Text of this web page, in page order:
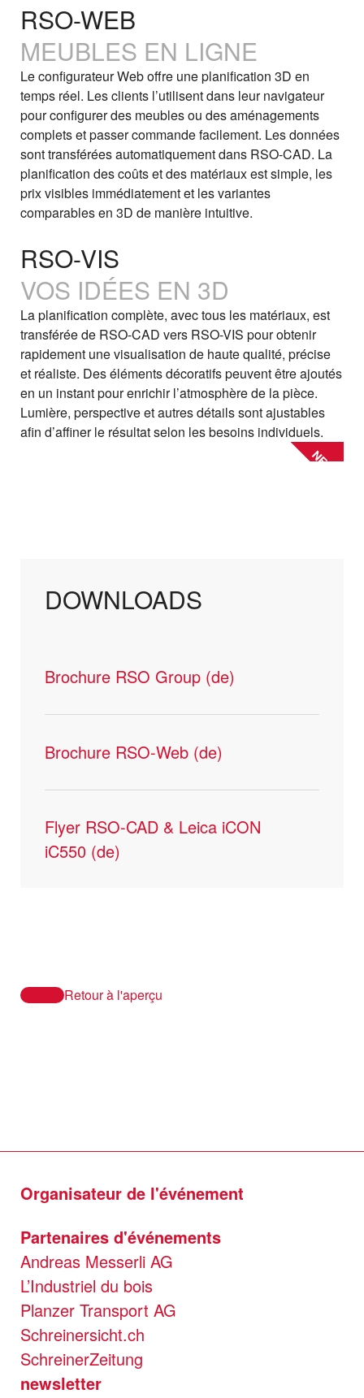
RSO-WEB
MEUBLES EN LIGNE
Le configurateur Web offre une planification 3D en
temps réel. Les clients l’utilisent dans leur navigateur
pour configurer des meubles ou des aménagements
complets et passer commande facilement. Les données
sont transférées automatiquement dans RSO‑CAD. La
planification des coûts et des matériaux est simple, les
prix visibles immédiatement et les variantes
comparables en 3D de manière intuitive.
RSO-VIS
VOS IDÉES EN 3D
La planification complète, avec tous les matériaux, est
transférée de RSO-CAD vers RSO-VIS pour obtenir
rapidement une visualisation de haute qualité, précise
et réaliste. Des éléments décoratifs peuvent être ajoutés
en un instant pour enrichir l’atmosphère de la pièce.
Lumière, perspective et autres détails sont ajustables
afin d’affiner le résultat selon les besoins individuels.
NEW
DOWNLOADS
Brochure RSO Group (de)
Brochure RSO-Web (de)
Flyer RSO-CAD & Leica iCON
iC550 (de)
Retour à l'aperçu
Organisateur de l'événement
Partenaires d'événements
Andreas Messerli AG
L’Industriel du bois
Planzer Transport AG
Schreinersicht.ch
SchreinerZeitung
newsletter